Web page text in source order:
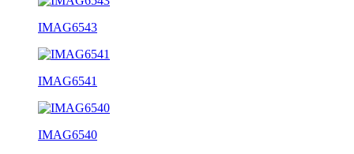
IMAG6543
IMAG6541
IMAG6540